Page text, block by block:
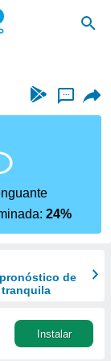
...
24%
de
tranquila
Instalar